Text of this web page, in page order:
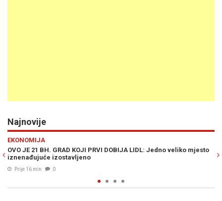
Najnovije
LIDL: Jedno veliko mjesto
OVO NEMA NIKO NA SVIJETU: Kineski